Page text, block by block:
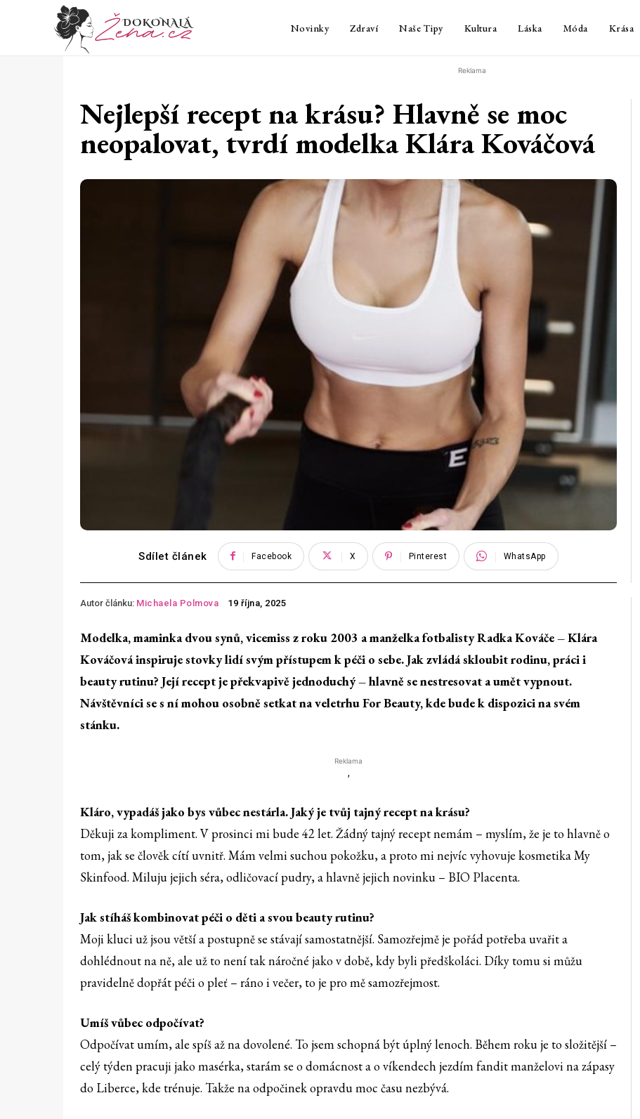
Novinky Zdraví Naše Tipy Kultura Láska Móda Krása
Reklama
Nejlepší recept na krásu? Hlavně se moc
neopalovat, tvrdí modelka Klára Kováčová
Sdílet článek Facebook X Pinterest WhatsApp
Autor článku: Michaela Polmova 19 října, 2025
Modelka, maminka dvou synů, vicemiss z roku 2003 a manželka fotbalisty Radka Kováče – Klára
Kováčová inspiruje stovky lidí svým přístupem k péči o sebe. Jak zvládá skloubit rodinu, práci i
beauty rutinu? Její recept je překvapivě jednoduchý – hlavně se nestresovat a umět vypnout.
Návštěvníci se s ní mohou osobně setkat na veletrhu For Beauty, kde bude k dispozici na svém
stánku.
Reklama
'
Kláro, vypadáš jako bys vůbec nestárla. Jaký je tvůj tajný recept na krásu?
Děkuji za kompliment. V prosinci mi bude 42 let. Žádný tajný recept nemám – myslím, že je to hlavně o
tom, jak se člověk cítí uvnitř. Mám velmi suchou pokožku, a proto mi nejvíc vyhovuje kosmetika My
Skinfood. Miluju jejich séra, odličovací pudry, a hlavně jejich novinku – BIO Placenta.
Jak stíháš kombinovat péči o děti a svou beauty rutinu?
Moji kluci už jsou větší a postupně se stávají samostatnější. Samozřejmě je pořád potřeba uvařit a
dohlédnout na ně, ale už to není tak náročné jako v době, kdy byli předškoláci. Díky tomu si můžu
pravidelně dopřát péči o pleť – ráno i večer, to je pro mě samozřejmost.
Umíš vůbec odpočívat?
Odpočívat umím, ale spíš až na dovolené. To jsem schopná být úplný lenoch. Během roku je to složitější –
celý týden pracuji jako masérka, starám se o domácnost a o víkendech jezdím fandit manželovi na zápasy
do Liberce, kde trénuje. Takže na odpočinek opravdu moc času nezbývá.